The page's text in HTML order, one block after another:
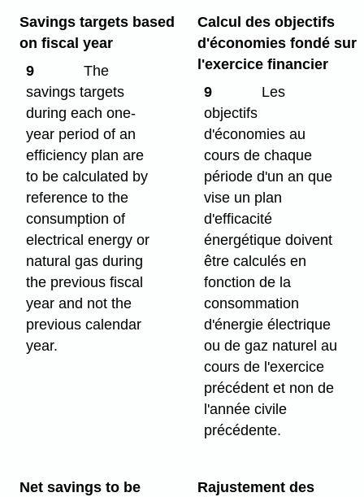
Savings targets based
on fiscal year
9
The
savings targets
during each one-
year period of an
efficiency plan are
to be calculated by
reference to the
consumption of
electrical energy or
natural gas during
the previous fiscal
year and not the
previous calendar
year.
Calcul des objectifs
d'économies fondé sur
l'exercice financier
9
Les
objectifs
d'économies au
cours de chaque
période d'un an que
vise un plan
d'efficacité
énergétique doivent
être calculés en
fonction de la
consommation
d'énergie électrique
ou de gaz naturel au
cours de l'exercice
précédent et non de
l'année civile
précédente.
Net savings to be
Rajustement des